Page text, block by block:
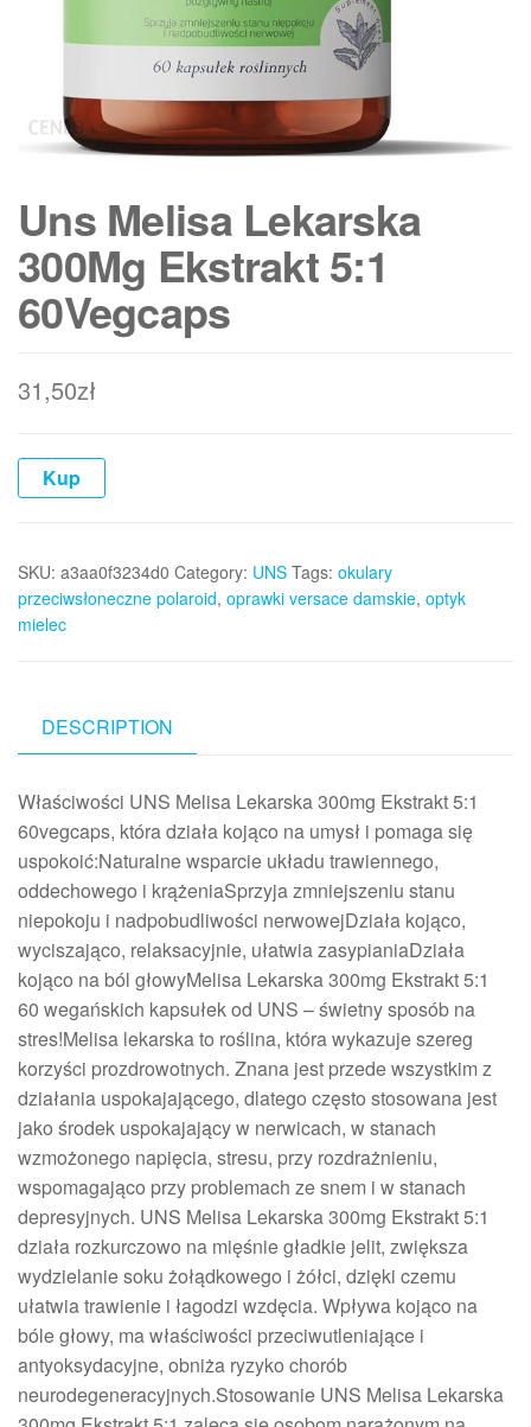
Uns Melisa Lekarska
300Mg Ekstrakt 5:1
60Vegcaps
31,50zł
Kup
SKU: a3aa0f3234d0 Category: UNS Tags: okulary
przeciwsłoneczne polaroid, oprawki versace damskie, optyk
mielec
DESCRIPTION
Właściwości UNS Melisa Lekarska 300mg Ekstrakt 5:1
60vegcaps, która działa kojąco na umysł i pomaga się
uspokoić:Naturalne wsparcie układu trawiennego,
oddechowego i krążeniaSprzyja zmniejszeniu stanu
niepokoju i nadpobudliwości nerwowejDziała kojąco,
wyciszająco, relaksacyjnie, ułatwia zasypianiaDziała
kojąco na ból głowyMelisa Lekarska 300mg Ekstrakt 5:1
60 wegańskich kapsułek od UNS – świetny sposób na
stres!Melisa lekarska to roślina, która wykazuje szereg
korzyści prozdrowotnych. Znana jest przede wszystkim z
działania uspokajającego, dlatego często stosowana jest
jako środek uspokajający w nerwicach, w stanach
wzmożonego napięcia, stresu, przy rozdrażnieniu,
wspomagająco przy problemach ze snem i w stanach
depresyjnych. UNS Melisa Lekarska 300mg Ekstrakt 5:1
działa rozkurczowo na mięśnie gładkie jelit, zwiększa
wydzielanie soku żołądkowego i żółci, dzięki czemu
ułatwia trawienie i łagodzi wzdęcia. Wpływa kojąco na
bóle głowy, ma właściwości przeciwutleniające i
antyoksydacyjne, obniża ryzyko chorób
neurodegeneracyjnych.Stosowanie UNS Melisa Lekarska